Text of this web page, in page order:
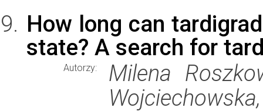
How long can
state? A search for
Autorzy:
Milena